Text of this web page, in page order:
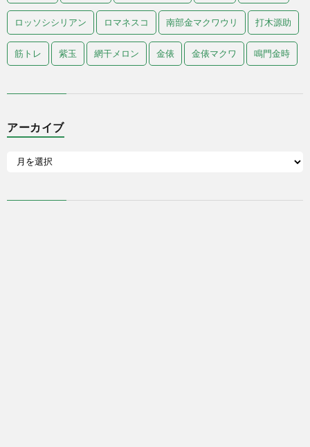
ロッソシシリアン ロマネスコ 南部金マクワウリ 打木源助
筋トレ 紫玉 網干メロン 金俵 金俵マクワ 鳴門金時
アーカイブ